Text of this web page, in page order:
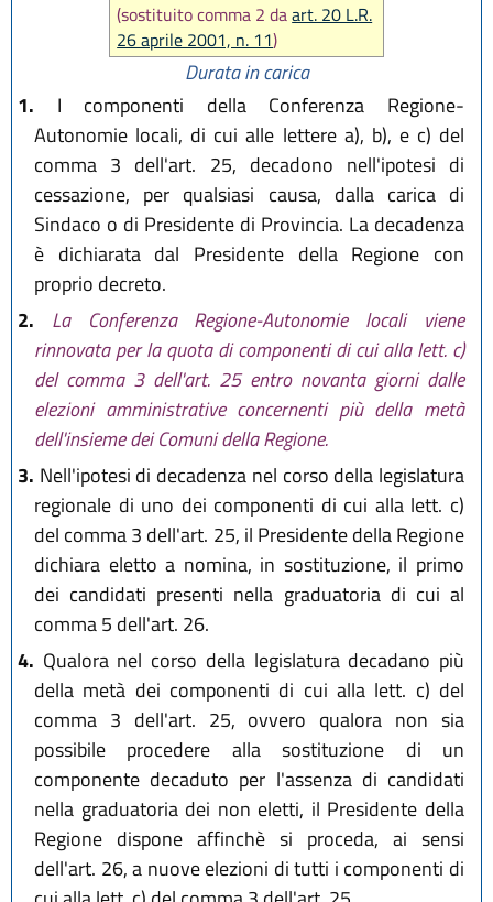
(sostituito comma 2 daart. 20 L.R.
26 aprile 2001, n. 11)
Durata in carica
1. I componenti della Conferenza Regione-
Autonomie locali, di cui alle lettere a), b), e c) del
comma 3 dell'art. 25, decadono nell'ipotesi di
cessazione, per qualsiasi causa, dalla carica di
Sindaco o di Presidente di Provincia. La decadenza
è dichiarata dal Presidente della Regione con
proprio decreto.
2.
La Conferenza Regione-Autonomie locali viene
rinnovata per la quota di componenti di cui alla lett. c)
del comma 3 dell'art. 25 entro novanta giorni dalle
elezioni amministrative concernenti più della metà
dell'insieme dei Comuni della Regione.
3. Nell'ipotesi di decadenza nel corso della legislatura
regionale di uno dei componenti di cui alla lett. c)
del comma 3 dell'art. 25, il Presidente della Regione
dichiara eletto a nomina, in sostituzione, il primo
dei candidati presenti nella graduatoria di cui al
comma 5 dell'art. 26.
4. Qualora nel corso della legislatura decadano più
della metà dei componenti di cui alla lett. c) del
comma 3 dell'art. 25, ovvero qualora non sia
possibile procedere alla sostituzione di un
componente decaduto per l'assenza di candidati
nella graduatoria dei non eletti, il Presidente della
Regione dispone affinchè si proceda, ai sensi
dell'art. 26, a nuove elezioni di tutti i componenti di